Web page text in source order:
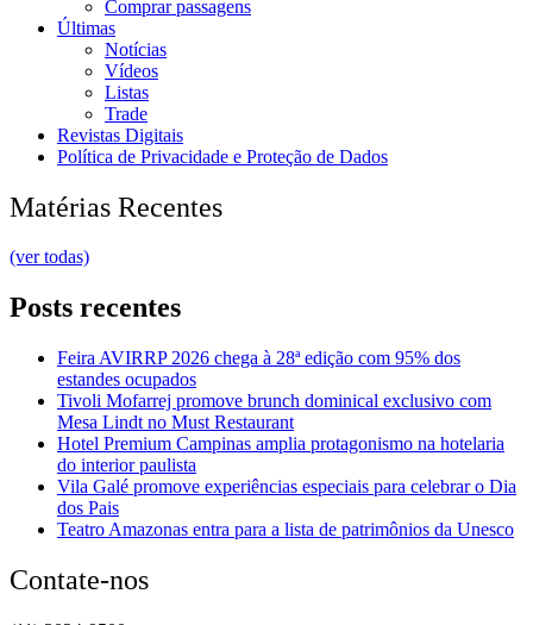
Comprar passagens
Últimas
Notícias
Vídeos
Listas
Trade
Revistas Digitais
Política de Privacidade e Proteção de Dados
Matérias Recentes
(ver todas)
Posts recentes
Feira AVIRRP 2026 chega à 28ª edição com 95% dos
estandes ocupados
Tivoli Mofarrej promove brunch dominical exclusivo com
Mesa Lindt no Must Restaurant
Hotel Premium Campinas amplia protagonismo na hotelaria
do interior paulista
Vila Galé promove experiências especiais para celebrar o Dia
dos Pais
Teatro Amazonas entra para a lista de patrimônios da Unesco
Contate-nos